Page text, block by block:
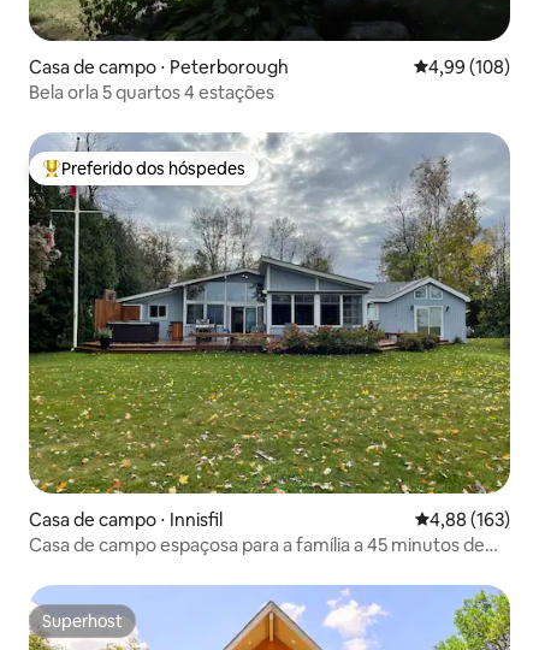
Casa de campo ⋅ Peterborough 4,99 de uma
4,99 (108)
Bela orla 5 quartos 4 estações
Entre os melhores preferidos dos hóspedes
Preferido dos hóspedes
Casa de campo ⋅ Innisfil 4,88 de uma
4,88 (163)
Casa de campo espaçosa para a família a 45 minutos de
Superhost
Superhost